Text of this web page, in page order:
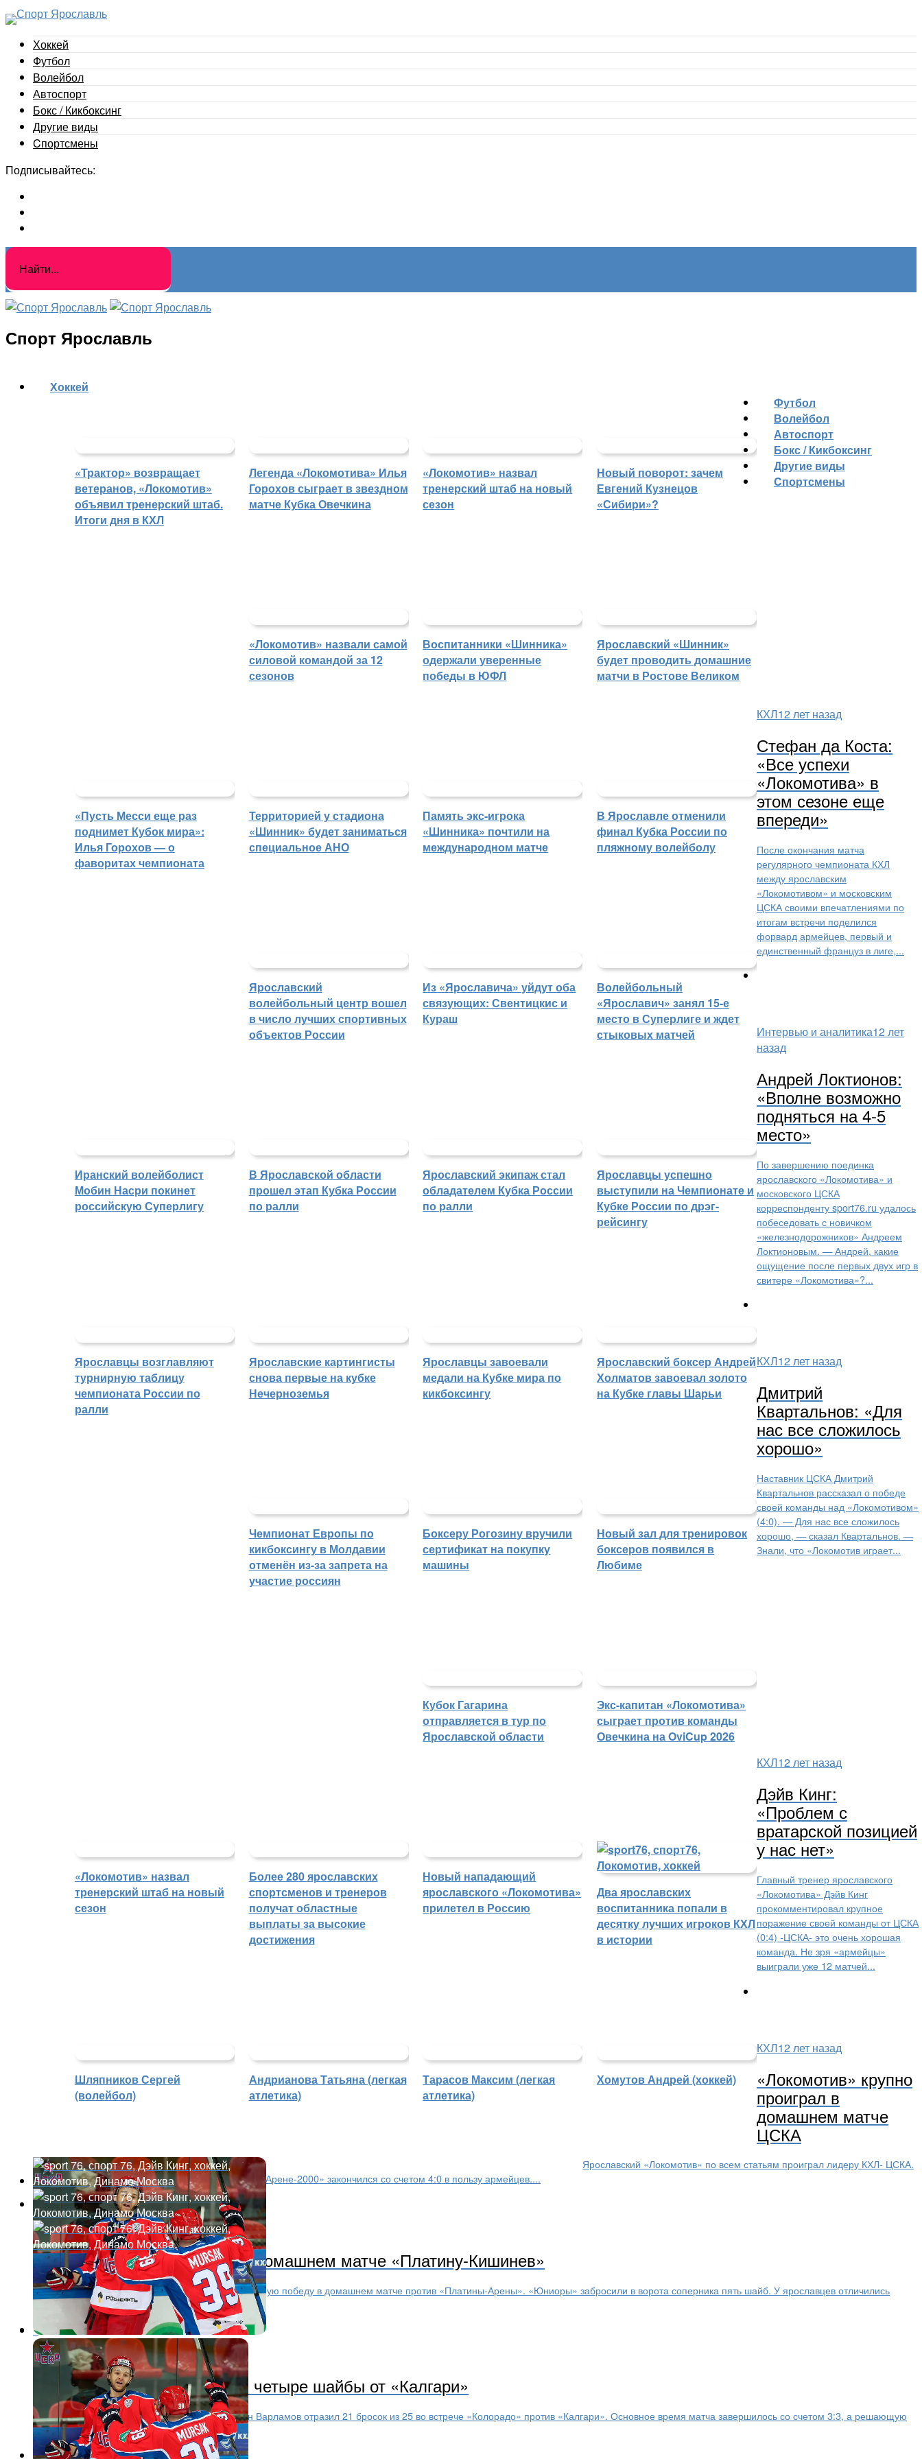
Хоккей
Футбол
Волейбол
Автоспорт
Бокс / Кикбоксинг
Другие виды
Cпортсмены
Подписывайтесь:
Спорт Ярославль
Хоккей
«Трактор» возвращает
ветеранов, «Локомотив»
объявил тренерский штаб.
Итоги дня в КХЛ
Легенда «Локомотива» Илья
Горохов сыграет в звездном
матче Кубка Овечкина
«Локомотив» назвал
тренерский штаб на новый
сезон
Новый поворот: зачем
Евгений Кузнецов
«Сибири»?
«Локомотив» назвали самой
силовой командой за 12
сезонов
Футбол
Воспитанники «Шинника»
одержали уверенные
победы в ЮФЛ
Ярославский «Шинник»
будет проводить домашние
матчи в Ростове Великом
«Пусть Месси еще раз
поднимет Кубок мира»:
Илья Горохов — о
фаворитах чемпионата
Территорией у стадиона
«Шинник» будет заниматься
специальное АНО
Память экс-игрока
«Шинника» почтили на
международном матче
Волейбол
В Ярославле отменили
финал Кубка России по
пляжному волейболу
Ярославский
волейбольный центр вошел
в число лучших спортивных
объектов России
Из «Ярославича» уйдут оба
связующих: Свентицкис и
Кураш
Волейбольный
«Ярославич» занял 15-е
место в Суперлиге и ждет
стыковых матчей
Иранский волейболист
Мобин Насри покинет
российскую Суперлигу
Автоспорт
В Ярославской области
прошел этап Кубка России
по ралли
Ярославский экипаж стал
обладателем Кубка России
по ралли
Ярославцы успешно
выступили на Чемпионате и
Кубке России по дрэг-
рейсингу
Ярославцы возглавляют
турнирную таблицу
чемпионата России по
ралли
Ярославские картингисты
снова первые на кубке
Нечерноземья
Бокс / Кикбоксинг
Ярославцы завоевали
медали на Кубке мира по
кикбоксингу
Ярославский боксер Андрей
Холматов завоевал золото
на Кубке главы Шарьи
Чемпионат Европы по
кикбоксингу в Молдавии
отменён из-за запрета на
участие россиян
Боксеру Рогозину вручили
сертификат на покупку
машины
Новый зал для тренировок
боксеров появился в
Любиме
Другие виды
Кубок Гагарина
отправляется в тур по
Ярославской области
Экс-капитан «Локомотива»
сыграет против команды
Овечкина на OviCup 2026
«Локомотив» назвал
тренерский штаб на новый
сезон
Более 280 ярославских
спортсменов и тренеров
получат областные
выплаты за высокие
достижения
Новый нападающий
ярославского «Локомотива»
прилетел в Россию
Cпортсмены
Два ярославских
воспитанника попали в
десятку лучших игроков КХЛ
в истории
Шляпников Сергей
(волейбол)
Андрианова Татьяна (легкая
атлетика)
Тарасов Максим (легкая
атлетика)
Хомутов Андрей (хоккей)
КХЛ12 лет назад
Стефан да Коста:
«Все успехи
«Локомотива» в
этом сезоне еще
впереди»
После окончания матча
регулярного чемпионата КХЛ
между ярославским
«Локомотивом» и московским
ЦСКА своими впечатлениями по
итогам встречи поделился
форвард армейцев, первый и
единственный француз в лиге,...
Интервью и аналитика12 лет
назад
Андрей Локтионов:
«Вполне возможно
подняться на 4-5
место»
По завершению поединка
ярославского «Локомотива» и
московского ЦСКА
корреспонденту sport76.ru удалось
побеседовать с новичком
«железнодорожников» Андреем
Локтионовым. — Андрей, какие
ощущение после первых двух игр в
свитере «Локомотива»?...
КХЛ12 лет назад
Дмитрий
Квартальнов: «Для
нас все сложилось
хорошо»
Наставник ЦСКА Дмитрий
Квартальнов рассказал о победе
своей команды над «Локомотивом»
(4:0). — Для нас все сложилось
хорошо, — сказал Квартальнов. —
Знали, что «Локомотив играет...
КХЛ12 лет назад
Дэйв Кинг:
«Проблем с
вратарской позицией
у нас нет»
Главный тренер ярославского
«Локомотива» Дэйв Кинг
прокомментировал крупное
поражение своей команды от ЦСКА
(0:4) -ЦСКА- это очень хорошая
команда. Не зря «армейцы»
выиграли уже 12 матчей...
КХЛ12 лет назад
«Локомотив» крупно
проиграл в
домашнем матче
ЦСКА
Ярославский «Локомотив» по всем статьям проиграл лидеру КХЛ- ЦСКА.
В матче, который прошел в субботу, 6 декабря, в «Арене-2000» закончился со счетом 4:0 в пользу армейцев....
Молодежный хоккей12 лет назад
«Локо- Юниор» разгромил в домашнем матче «Платину-Кишинев»
Подопечные Андрея Капранова одержали уверенную победу в домашнем матче против «Платины-Арены». «Юниоры» забросили в ворота соперника пять шайб. У ярославцев отличились
Полунин, Зубов, дважды Назаров и...
Хоккей12 лет назад
Семен Варламов пропустил четыре шайбы от «Калгари»
Экс-вратарь ярославского «Локомотива» Семен Варламов отразил 21 бросок из 25 во встрече «Колорадо» против «Калгари». Основное время матча завершилось со счетом 3:3, а решающую
шайбу вратарь...